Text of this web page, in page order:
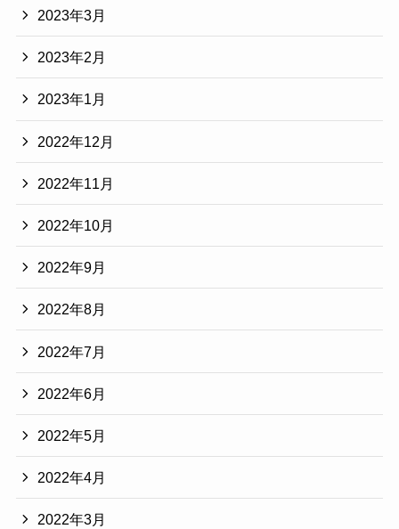
2023年3月
2023年2月
2023年1月
2022年12月
2022年11月
2022年10月
2022年9月
2022年8月
2022年7月
2022年6月
2022年5月
2022年4月
2022年3月